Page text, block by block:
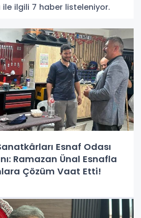
ile ilgili 7 haber listeleniyor.
Esnaf Odası
Ramazan Ünal Esnafla
Çözüm Vaat Etti!